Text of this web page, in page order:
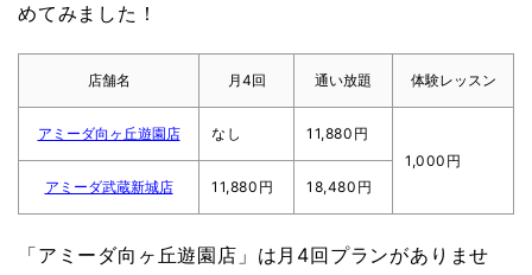
めてみました！
店舗名 月4回 通い放題 体験レッスン
アミーダ向ヶ丘遊園店 なし
11,880円
1,000円
アミーダ武蔵新城店
11,880円 18,480円
「アミーダ向ヶ丘遊園店」は月4回プランがありませ